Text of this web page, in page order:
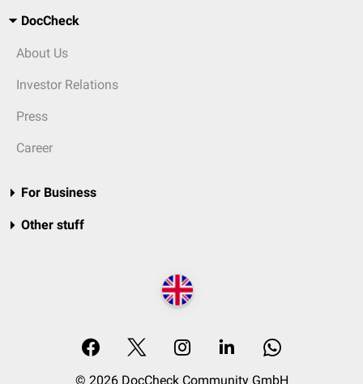
DocCheck
About Us
Investor Relations
Press
Career
For Business
Other stuff
© 2026 DocCheck Community GmbH